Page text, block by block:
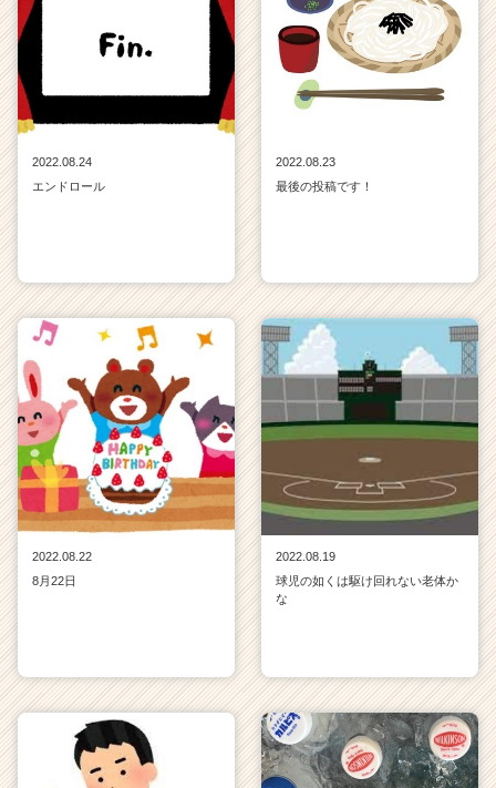
2022.08.24
エンドロール
2022.08.23
最後の投稿です！
2022.08.22
8月22日
2022.08.19
球児の如くは駆け回れない老体か
な